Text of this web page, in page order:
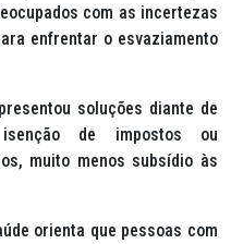
com as incertezas
enfrentar o esvaziamento
soluções diante de
de impostos ou
muito menos subsídio às
orienta que pessoas com